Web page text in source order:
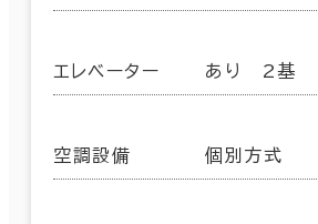
エレベーター あり 2基
空調設備 個別方式